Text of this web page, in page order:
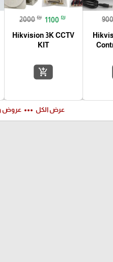
900
2000 ₪ 1100 ₪
Hikvision 3K CCTV
KIT
add_shopping_cart
عرض الكل more_horiz عروض